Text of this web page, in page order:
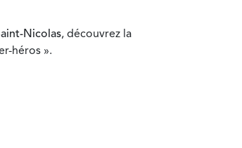
Nicolas, découvrez la
héros ».